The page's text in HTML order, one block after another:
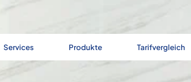
Services Produkte Tarifvergleich